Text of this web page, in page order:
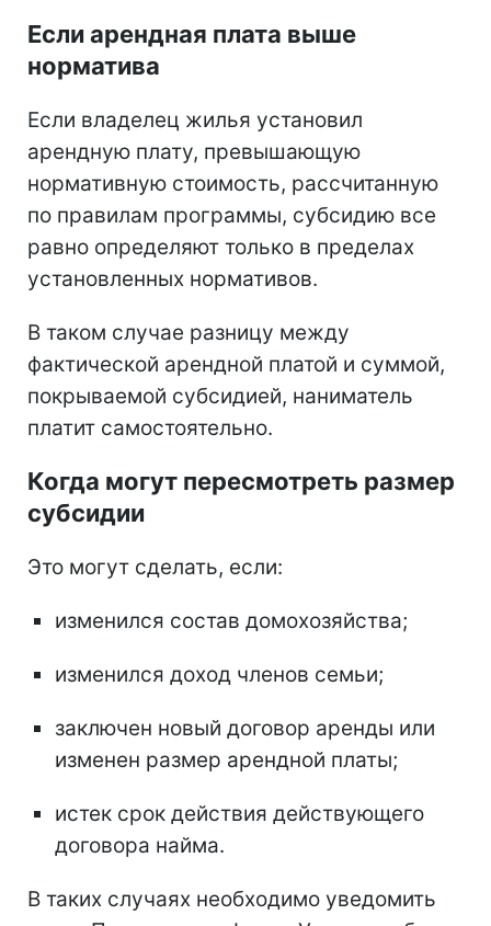
Если арендная плата выше
норматива
Если владелец жилья установил
арендную плату, превышающую
нормативную стоимость, рассчитанную
по правилам программы, субсидию все
равно определяют только в пределах
установленных нормативов.
В таком случае разницу между
фактической арендной платой и суммой,
покрываемой субсидией, наниматель
платит самостоятельно.
Когда могут пересмотреть размер
субсидии
Это могут сделать, если:
изменился состав домохозяйства;
изменился доход членов семьи;
заключен новый договор аренды или
изменен размер арендной платы;
истек срок действия действующего
договора найма.
В таких случаях необходимо уведомить